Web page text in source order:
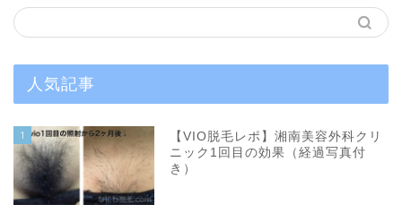
人気記事
1
【VIO脱毛レポ】湘南美容外科クリ
ニック1回目の効果（経過写真付
き）